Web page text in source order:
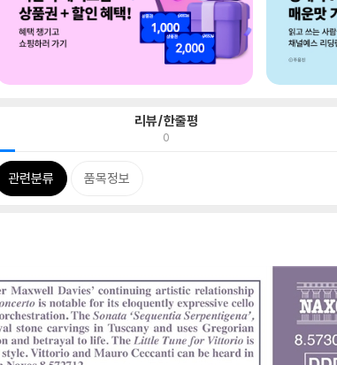
리뷰/한줄평
0
관련분류 품목정보